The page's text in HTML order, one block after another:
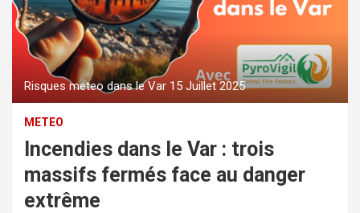
Risques meteo dans le Var 15 Juillet 2025
METEO
Incendies dans le Var : trois
massifs fermés face au danger
extrême